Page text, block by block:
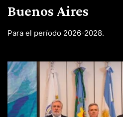
Buenos Aires
Para el período 2026-2028.